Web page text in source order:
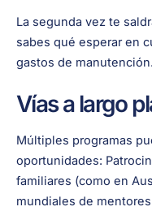
La segunda vez te
sabes qué esperar en
gastos de manutención.
Vías a largo
Múltiples programas
oportunidades:
familiares (como en
mundiales de